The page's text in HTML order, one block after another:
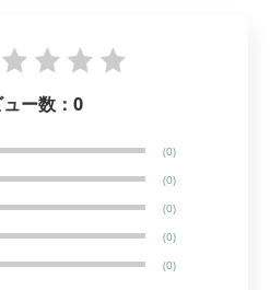
ー数： 0
(0)
(0)
(0)
(0)
(0)